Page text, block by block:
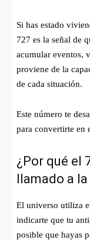
Si has estado
727 es la señal de
acumular eventos,
proviene de la
de cada situación.
Este número te
para convertirte en
¿Por qué el
llamado a
El universo utiliza
indicarte que tu
posible que hayas